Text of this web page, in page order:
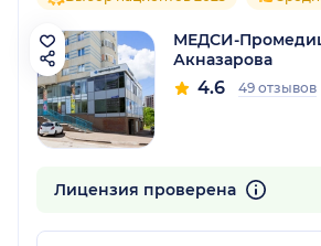
МЕДСИ-
Акназарова
4.6 49 отзывов
Лицензия проверена